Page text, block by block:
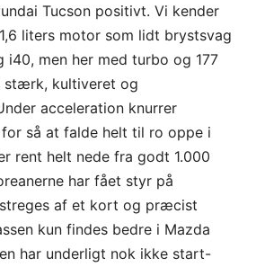
Tucson positivt. Vi kender
liters motor som lidt brystsvag
i40, men her med turbo og 177
stærk, kultiveret og
acceleration knurrer
så at falde helt til ro oppe i
rent helt nede fra godt 1.000
har fået styr på
af et kort og præcist
kun findes bedre i Mazda
har underligt nok ikke start-